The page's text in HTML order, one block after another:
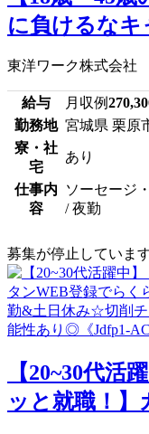
に負けるなキ
東洋ワーク株式会社
給与 月収例
勤務地 宮城県 栗原
寮・社
宅
あり
仕事内
容
ソーセージ
/ 夜勤
募集が停止していま
【20~30代活
ッと就職！】